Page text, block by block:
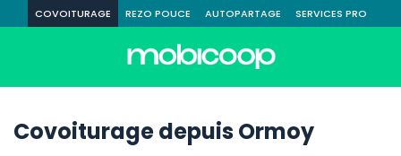
COVOITURAGE REZO POUCE AUTOPARTAGE SERVICES PRO
Covoiturage depuis Ormoy